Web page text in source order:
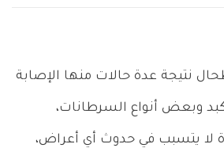
نتيجة عدة حالات منها الإصابة
وبعض أنواع السرطانات،
لا يتسبب في حدوث أي أعراض،